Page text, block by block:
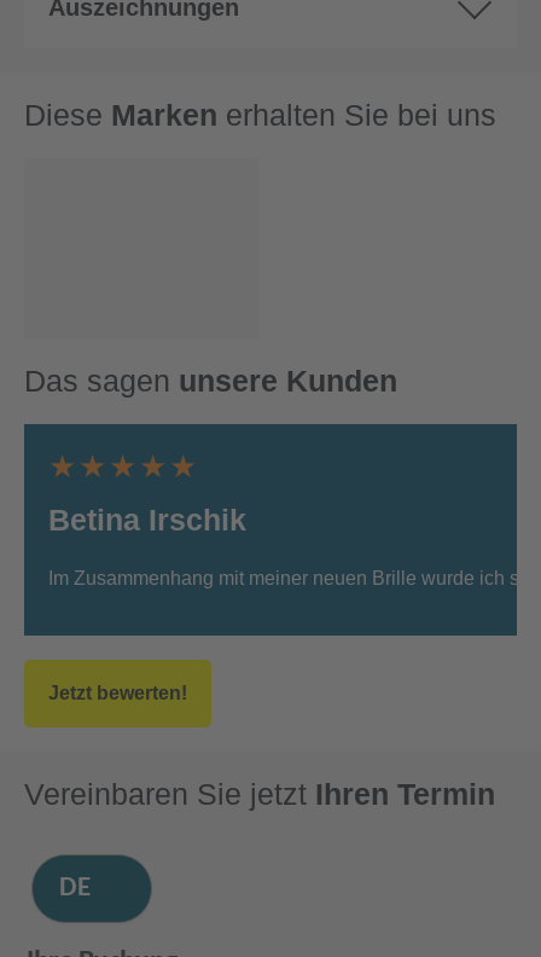
Auszeichnungen
Diese Marken erhalten Sie bei uns
Das sagen unsere Kunden
Betina Irschik
★★★★★
Im Zusammenhang mit meiner neuen Brille wurde ich
Jetzt bewerten!
Vereinbaren Sie jetzt Ihren Termin